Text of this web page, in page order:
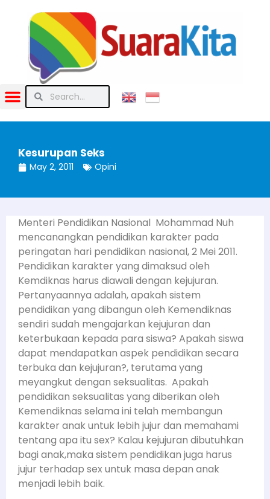
Kesurupan Seks
May 2, 2011 Opini
Menteri Pendidikan Nasional Mohammad Nuh
mencanangkan pendidikan karakter pada
peringatan hari pendidikan nasional, 2 Mei 2011.
Pendidikan karakter yang dimaksud oleh
Kemdiknas harus diawali dengan kejujuran.
Pertanyaannya adalah, apakah sistem
pendidikan yang dibangun oleh Kemendiknas
sendiri sudah mengajarkan kejujuran dan
keterbukaan kepada para siswa? Apakah siswa
dapat mendapatkan aspek pendidikan secara
terbuka dan kejujuran?, terutama yang
meyangkut dengan seksualitas. Apakah
pendidikan seksualitas yang diberikan oleh
Kemendiknas selama ini telah membangun
karakter anak untuk lebih jujur dan memahami
tentang apa itu sex? Kalau kejujuran dibutuhkan
bagi anak,maka sistem pendidikan juga harus
jujur terhadap sex untuk masa depan anak
menjadi lebih baik.